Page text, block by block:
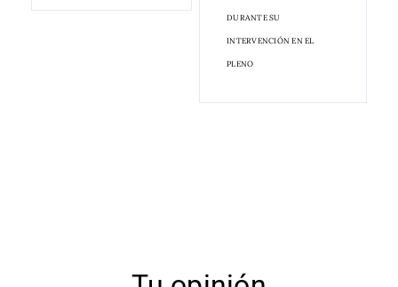
DURANTE SU
INTERVENCIÓN EN EL
PLENO